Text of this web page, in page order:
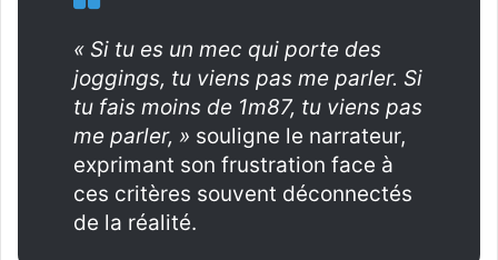
« Si tu es un mec qui porte des
joggings, tu viens pas me parler. Si
tu fais moins de 1m87, tu viens pas
me parler, » souligne le narrateur,
exprimant son frustration face à
ces critères souvent déconnectés
de la réalité.